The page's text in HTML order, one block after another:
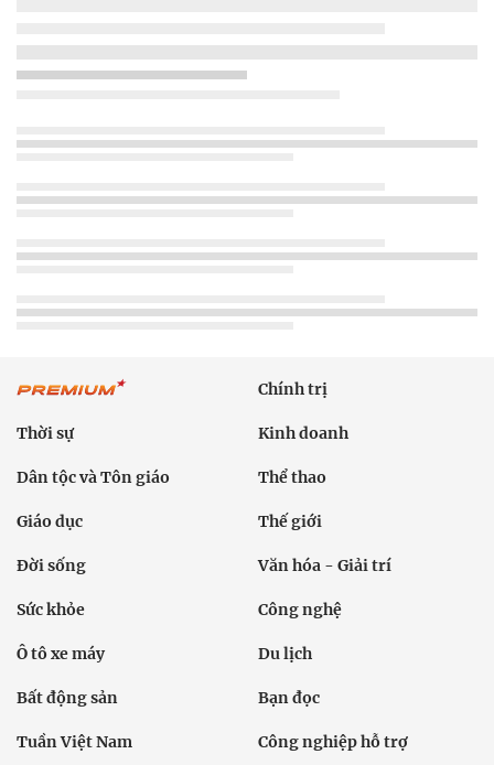
Chính trị
Thời sự Kinh doanh
Dân tộc và Tôn giáo Thể thao
Giáo dục Thế giới
Đời sống Văn hóa - Giải trí
Sức khỏe Công nghệ
Ô tô xe máy Du lịch
Bất động sản Bạn đọc
Tuần Việt Nam Công nghiệp hỗ trợ